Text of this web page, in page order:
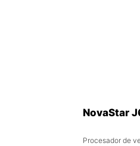
NovaStar
Procesador de